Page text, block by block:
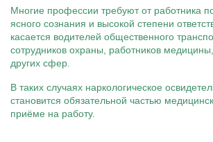
Многие профессии требуют от работника
ясного сознания и высокой степени
касается водителей общественного
сотрудников охраны, работников
других сфер.
В таких случаях наркологическое
становится обязательной частью
приёме на работу.